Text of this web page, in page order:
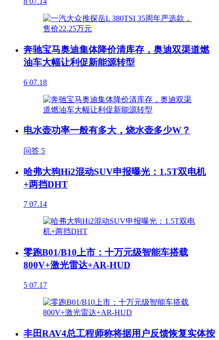
奔驰宝马奥迪集体降价清库存，奥迪双渠道燃
油车大幅让利促新能源转型
6 07.18
电水壶功率一般有多大，烧水壶多少W？
问答 5
哈弗大狗Hi2混动SUV申报曝光：1.5T双电机
+两挡DHT
7 07.14
零跑B01/B10上市：十万元级智能车搭载
800V+激光雷达+AR-HUD
5 07.17
丰田RAV4总工程师称将据用户反馈恢复实体按